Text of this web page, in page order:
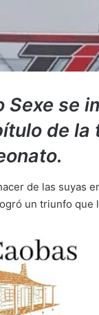
Sexe se
de
de las suyas
un triunfo